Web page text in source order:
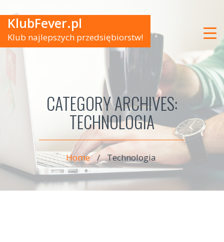
KlubFever.pl
Klub najlepszych przedsiębiorstw!
CATEGORY ARCHIVES:
TECHNOLOGIA
Home / Technologia